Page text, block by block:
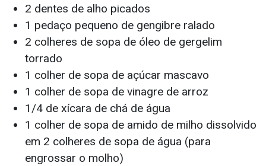
2 dentes de alho picados
1 pedaço pequeno de gengibre ralado
2 colheres de sopa de óleo de gergelim
torrado
1 colher de sopa de açúcar mascavo
1 colher de sopa de vinagre de arroz
1/4 de xícara de chá de água
1 colher de sopa de amido de milho dissolvido
em 2 colheres de sopa de água (para
engrossar o molho)